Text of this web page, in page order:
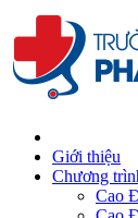
Giới thiệu
Chương
Cao